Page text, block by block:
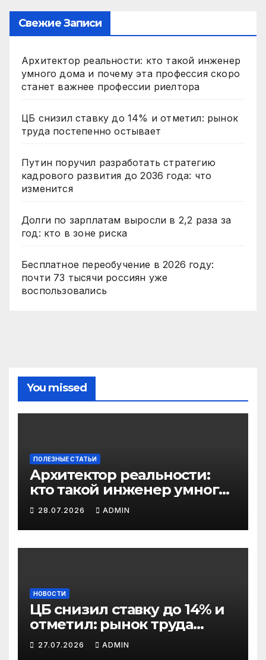
Свежие Записи
Архитектор реальности: кто такой инженер
умного дома и почему эта профессия скоро
станет важнее профессии риелтора
ЦБ снизил ставку до 14% и отметил: рынок
труда постепенно остывает
Путин поручил разработать стратегию
кадрового развития до 2036 года: что
изменится
Долги по зарплатам выросли в 2,2 раза за
год: кто в зоне риска
Бесплатное переобучение в 2026 году:
почти 73 тысячи россиян уже
воспользовались
You missed
ПОЛЕЗНЫЕ СТАТЬИ
Архитектор реальности:
кто такой инженер умного
дома и почему эта
профессия скоро станет
важнее профессии
риелтора
28.07.2026 ADMIN
НОВОСТИ
ЦБ снизил ставку до 14% и
отметил: рынок труда
постепенно остывает
27.07.2026 ADMIN